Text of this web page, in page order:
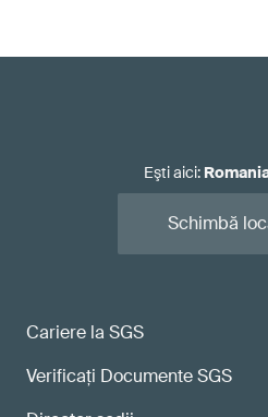
Cariere la SGS
Verificaţi Documente SGS
Eşti aici:
Schimbă